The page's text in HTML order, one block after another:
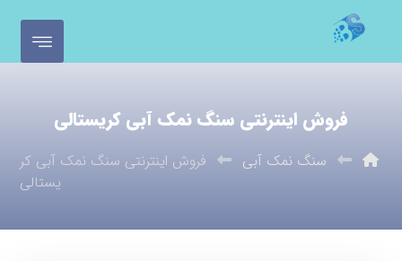
فروش اینترنتی سنگ نمک آبی کریستالی
سنگ نمک آبی
فروش اینترنتی سنگ نمک آبی کر
یستالی